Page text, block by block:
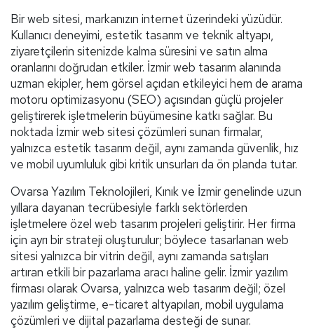
Bir web sitesi, markanızın internet üzerindeki yüzüdür.
Kullanıcı deneyimi, estetik tasarım ve teknik altyapı,
ziyaretçilerin sitenizde kalma süresini ve satın alma
oranlarını doğrudan etkiler. İzmir web tasarım alanında
uzman ekipler, hem görsel açıdan etkileyici hem de arama
motoru optimizasyonu (SEO) açısından güçlü projeler
geliştirerek işletmelerin büyümesine katkı sağlar. Bu
noktada İzmir web sitesi çözümleri sunan firmalar,
yalnızca estetik tasarım değil, aynı zamanda güvenlik, hız
ve mobil uyumluluk gibi kritik unsurları da ön planda tutar.
Ovarsa Yazılım Teknolojileri, Kınık ve İzmir genelinde uzun
yıllara dayanan tecrübesiyle farklı sektörlerden
işletmelere özel web tasarım projeleri geliştirir. Her firma
için ayrı bir strateji oluşturulur; böylece tasarlanan web
sitesi yalnızca bir vitrin değil, aynı zamanda satışları
artıran etkili bir pazarlama aracı haline gelir. İzmir yazılım
firması olarak Ovarsa, yalnızca web tasarım değil; özel
yazılım geliştirme, e-ticaret altyapıları, mobil uygulama
çözümleri ve dijital pazarlama desteği de sunar.